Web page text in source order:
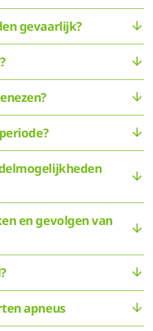
gevaarlijk?
en gevolgen van
apneus